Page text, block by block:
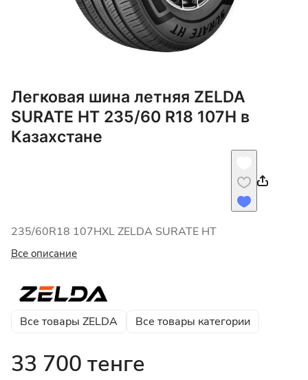
Легковая шина летняя ZELDA
SURATE HT 235/60 R18 107H в
Казахстане
235/60R18 107HXL ZELDA SURATE HT
Все описание
Все товары ZELDA Все товары категории
33 700 тенге